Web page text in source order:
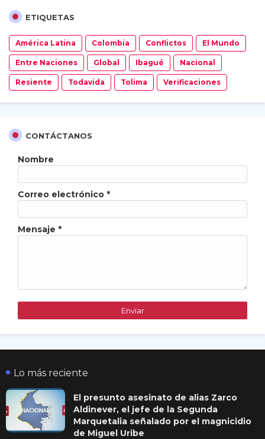
ETIQUETAS
América Latina Colombia Conflictos El Mundo
Entre Naciones Global Ibagué Nacional
Resiente Todavida Tolima Verificaciones
CONTÁCTANOS
Nombre
Correo electrónico *
Mensaje *
Lo más reciente
El presunto asesinato de alias Zarco
Aldinever, el jefe de la Segunda
Marquetalia señalado por el magnicidio
de Miguel Uribe